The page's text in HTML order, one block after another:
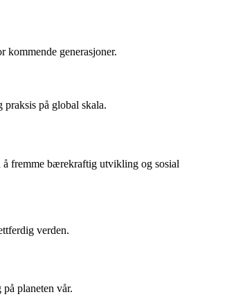
kommende generasjoner.
på global skala.
å fremme bærekraftig utvikling og sosial
verden.
planeten vår.